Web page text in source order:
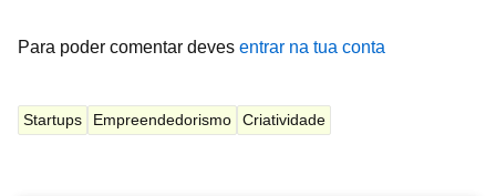
Para poder comentar deves entrar na tua conta
Startups Empreendedorismo Criatividade